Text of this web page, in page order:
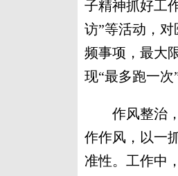
子精神抓好工
访”等活动，
频事项，最大
现“最多跑一次”
作风整治，
作作风，以一
准性。工作中